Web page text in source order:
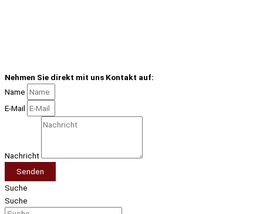
Nehmen Sie direkt mit uns Kontakt auf:
Name
E-Mail
Nachricht
Senden
Suche
Suche